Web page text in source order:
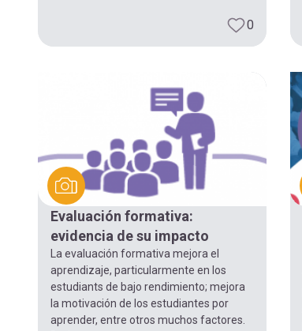
0
Evaluación formativa:
evidencia de su impacto
La evaluación formativa mejora el
aprendizaje, particularmente en los
estudiants de bajo rendimiento; mejora
la motivación de los estudiantes por
aprender, entre otros muchos factores.